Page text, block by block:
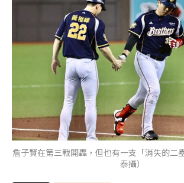
詹子賢在第三戰開轟，但也有一支「消失的二
泰攝）